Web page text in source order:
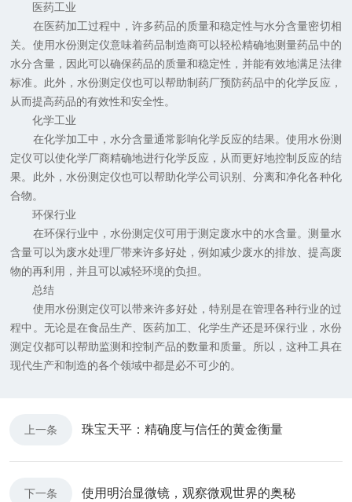
医药工业
在医药加工过程中，许多药品的质量和稳定性与水分含量密切相
关。使用水份测定仪意味着药品制造商可以轻松精确地测量药品中的
水分含量，因此可以确保药品的质量和稳定性，并能有效地满足法律
标准。此外，水份测定仪也可以帮助制药厂预防药品中的化学反应，
从而提高药品的有效性和安全性。
化学工业
在化学加工中，水分含量通常影响化学反应的结果。使用水份测
定仪可以使化学厂商精确地进行化学反应，从而更好地控制反应的结
果。此外，水份测定仪也可以帮助化学公司识别、分离和净化各种化
合物。
环保行业
在环保行业中，水份测定仪可用于测定废水中的水含量。测量水
含量可以为废水处理厂带来许多好处，例如减少废水的排放、提高废
物的再利用，并且可以减轻环境的负担。
总结
使用水份测定仪可以带来许多好处，特别是在管理各种行业的过
程中。无论是在食品生产、医药加工、化学生产还是环保行业，水份
测定仪都可以帮助监测和控制产品的数量和质量。所以，这种工具在
现代生产和制造的各个领域中都是必不可少的。
上一条 珠宝天平：精确度与信任的黄金衡量
下一条 使用明治显微镜，观察微观世界的奥秘